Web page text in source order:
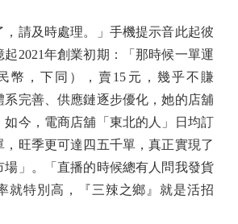
請及時處理。」手機提示音此起彼
2021年創業初期：「那時候一單運
幣，下同），賣15元，幾乎不賺
系完善、供應鏈逐步優化，她的店舖
如今，電商店舖「東北的人」日均訂
，旺季更可達四五千單，真正實現了
場」。「直播的時候總有人問我發貨
就特別高，『三辣之鄉』就是活招